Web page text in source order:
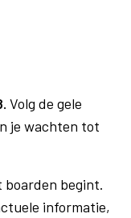
Volg de gele
je wachten tot
boarden begint.
informatie,